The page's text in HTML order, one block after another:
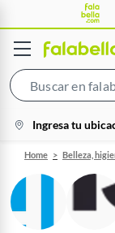
location-
icon
Ingresa tu
Home Belleza,